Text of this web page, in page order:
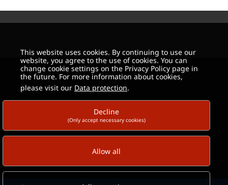
This website uses cookies. By continuing to use our
website, you agree to the use of cookies. You can
change cookie settings on the Privacy Policy page in
the future. For more information about cookies,
please visit our Data protection.
Decline
(Only accept necessary cookies)
Allow all